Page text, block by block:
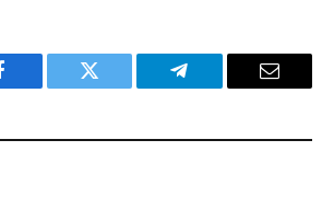
Twitter Telegram Email